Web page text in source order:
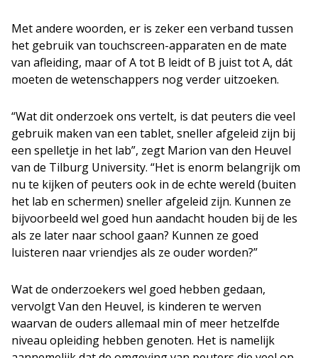
Met andere woorden, er is zeker een verband tussen
het gebruik van touchscreen-apparaten en de mate
van afleiding, maar of A tot B leidt of B juist tot A, dát
moeten de wetenschappers nog verder uitzoeken.
“Wat dit onderzoek ons vertelt, is dat peuters die veel
gebruik maken van een tablet, sneller afgeleid zijn bij
een spelletje in het lab”, zegt Marion van den Heuvel
van de Tilburg University. “Het is enorm belangrijk om
nu te kijken of peuters ook in de echte wereld (buiten
het lab en schermen) sneller afgeleid zijn. Kunnen ze
bijvoorbeeld wel goed hun aandacht houden bij de les
als ze later naar school gaan? Kunnen ze goed
luisteren naar vriendjes als ze ouder worden?”
Wat de onderzoekers wel goed hebben gedaan,
vervolgt Van den Heuvel, is kinderen te werven
waarvan de ouders allemaal min of meer hetzelfde
niveau opleiding hebben genoten. Het is namelijk